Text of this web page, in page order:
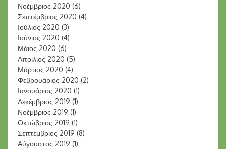
Νοέμβριος 2020 (6)
Σεπτέμβριος 2020 (4)
Ιούλιος 2020 (3)
Ιούνιος 2020 (4)
Μάιος 2020 (6)
Απρίλιος 2020 (5)
Μάρτιος 2020 (4)
Φεβρουάριος 2020 (2)
Ιανουάριος 2020 (1)
Δεκέμβριος 2019 (1)
Νοέμβριος 2019 (1)
Οκτώβριος 2019 (1)
Σεπτέμβριος 2019 (8)
Αύγουστος 2019 (1)